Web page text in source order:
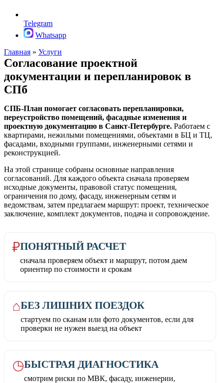
Telegram
Whatsapp
Главная » Услуги
Согласование проектной
документации и перепланировок в
СПб
СПБ-План помогает согласовать перепланировки,
переустройство помещений, фасадные изменения и
проектную документацию в Санкт-Петербурге. Работаем с
квартирами, нежилыми помещениями, объектами в БЦ и ТЦ,
фасадами, входными группами, инженерными сетями и
реконструкцией.
На этой странице собраны основные направления
согласований. Для каждого объекта сначала проверяем
исходные документы, правовой статус помещения,
ограничения по дому, фасаду, инженерным сетям и
ведомствам, затем предлагаем маршрут: проект, техническое
заключение, комплект документов, подача и сопровождение.
₽ПОНЯТНЫЙ РАСЧЕТ
сначала проверяем объект и маршрут, потом даем
ориентир по стоимости и срокам
⌂БЕЗ ЛИШНИХ ПОЕЗДОК
стартуем по сканам или фото документов, если для
проверки не нужен выезд на объект
◷БЫСТРАЯ ДИАГНОСТИКА
смотрим риски по МВК, фасаду, инженерии,